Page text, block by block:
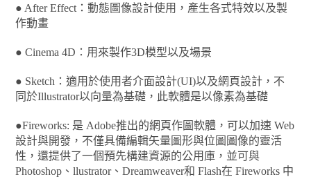
● After Effect：動態圖像設計使用，產生各式特效以及製
作動畫
● Cinema 4D：用來製作3D模型以及場景
● Sketch：適用於使用者介面設計(UI)以及網頁設計，不
同於Illustrator以向量為基礎，此軟體是以像素為基礎
●Fireworks: 是 Adobe推出的網頁作圖軟體，可以加速 Web
設計與開發，不僅具備編輯矢量圖形與位圖圖像的靈活
性，還提供了一個預先構建資源的公用庫，並可與
Photoshop、llustrator、Dreamweaver和 Flash在 Fireworks 中